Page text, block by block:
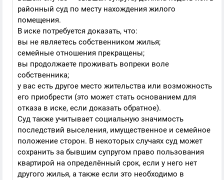
районный суд по месту нахождения жилого
помещения.
В иске потребуется доказать, что:
вы не являетесь собственником жилья;
семейные отношения прекращены;
вы продолжаете проживать вопреки воле
собственника;
у вас есть другое место жительства или возможность
его приобрести (это может стать основанием для
отказа в иске, если доказать обратное).
Суд также учитывает социальную значимость
последствий выселения, имущественное и семейное
положение сторон. В некоторых случаях суд может
сохранить за бывшим супругом право пользования
квартирой на определённый срок, если у него нет
другого жилья, а также если это необходимо в